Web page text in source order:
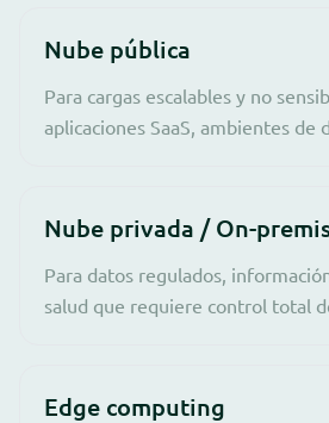
Nube pública
Para cargas escalables y no
aplicaciones SaaS, ambientes de
Nube privada / On-
Para datos regulados,
salud que requiere control total
Edge computing